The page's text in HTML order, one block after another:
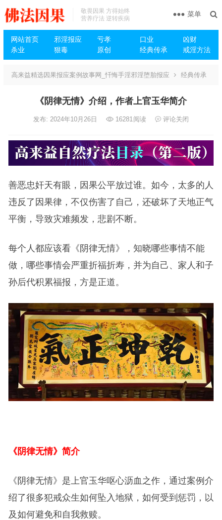
敬畏因果 方得始终
营养疗法 逆转疾病
网站首页 邪淫报应 亏孝 口业
凶财
杀业
狠毒 原创 经典传承 戒淫方法
菜单
高来益精选因果报应案例故事网_忏悔手淫邪淫堕胎报应 经典传承
《阴律无情》介绍，作者上官玉华简介
发布: 2024年10月26日 16281阅读 评论关闭
善恶忠奸天有眼，因果公平放过谁。如今，太多的人
违反了因果律，不仅伤害了自己，还破坏了天地正气
平衡，导致灾难频发，悲剧不断。
每个人都应该看《阴律无情》，知晓哪些事情不能
做，哪些事情会严重折福折寿，并为自己、家人和子
孙后代积累福报，方是正道。
《阴律无情》简介
《阴律无情》是上官玉华呕心沥血之作，通过案例介
绍了很多犯戒众生如何坠入地狱，如何受到惩罚，以
及如何避免和自我救赎。